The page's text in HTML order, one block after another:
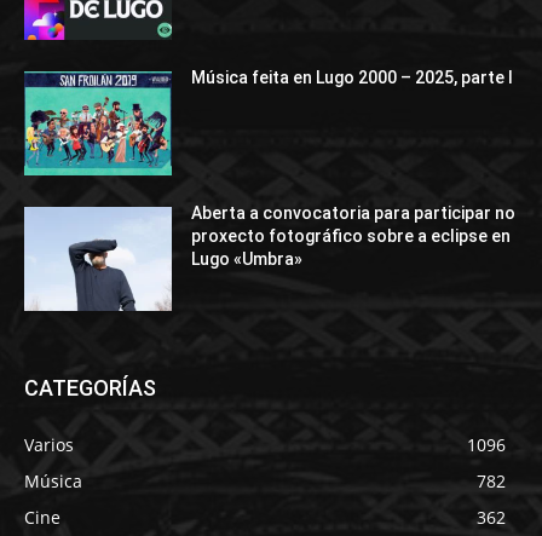
Música feita en Lugo 2000 – 2025, parte I
Aberta a convocatoria para participar no
proxecto fotográfico sobre a eclipse en
Lugo «Umbra»
CATEGORÍAS
Varios
1096
Música
782
Cine
362